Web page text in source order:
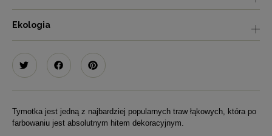
Ekologia
Tymotka jest jedną z najbardziej popularnych traw łąkowych, która po
farbowaniu jest absolutnym hitem dekoracyjnym.